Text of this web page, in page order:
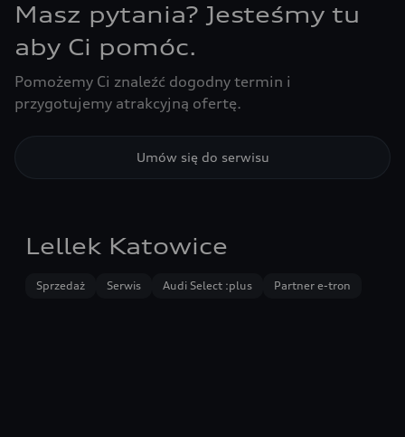
Masz pytania? Jesteśmy tu
aby Ci pomóc.
Pomożemy Ci znaleźć dogodny termin i
przygotujemy atrakcyjną ofertę.
Umów się do serwisu
Lellek Katowice
Sprzedaż Serwis Audi Select :plus Partner e-tron